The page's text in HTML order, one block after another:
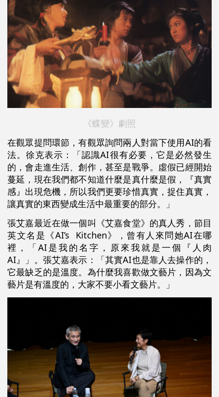
《蝶變》劇照
在觀眾提問環節，有觀眾詢問兩人對當下使用AI的看
法。徐克表示：「認識AI很有必要，它是必然發生
的，會走進生活、創作，甚至是戰爭。虛假已經開始
蔓延，現在我們都不知道什麼是真什麼是假，『真實
感』出現危機，所以我們更要珍惜真實，捉住真實，
讓真實的東西變成生活中最重要的部分。」
張艾嘉最近在做一個叫《艾嘉食堂》的真人秀，節目
英文名是《AI’s Kitchen》，曾有人來問她AI在哪
裡，「AI是我的名字，原來我就是一個『人肉
AI』」。張艾嘉表示：「其實AI也是靠人去操作的，
它最缺乏的是溫度。為什麼我喜歡做文藝片，因為文
藝片是有溫度的，大家不要小看文藝片。」